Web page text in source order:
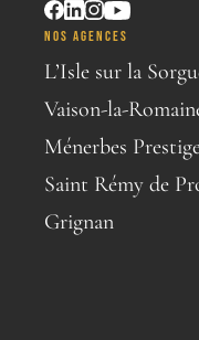
NOS AGENCES
L’Isle sur la
Vaison-la-
Ménerbes
Saint Rémy de
Grignan